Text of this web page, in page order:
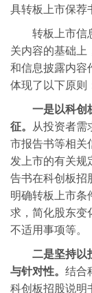
具转板上市保荐
转板上市信息
关内容的基础上
和信息披露内容
体现了以下原则
一是以科创
征。 从投资者需
市报告书等相关
发上市的有关规
告书在科创板招
明确转板上市条
求，简化股东变
不适用事项等。
二是坚持以
与针对性。 结合
科创板招股说明